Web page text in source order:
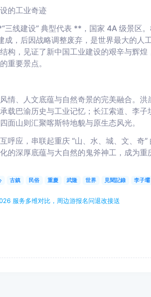
的工业奇迹
三线建设” 典型代表 **，国家 4A 级景区
成，后因战略调整废弃，是世界最大的人
构，见证了新中国工业建设的艰辛与辉
重要景点。
情、人文底蕴与自然奇景的完美融合。
载巴渝历史与工业记忆；长江索道、李
面山则汇聚喀斯特地貌与原生态风光。
呼应，串联起重庆 “山、水、城、文、奇
的深厚底蕴与大自然的鬼斧神工，成为重
古鎮 民俗 重慶 武隆 世界 見聞記錄 李子壩
服务多维对比，周边游报名问退改接送